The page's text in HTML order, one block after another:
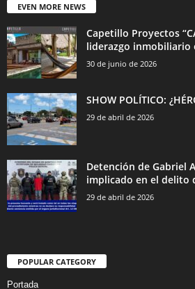
EVEN MORE NEWS
Capetillo Proyectos
liderazgo inmobiliario
30 de junio de 2026
SHOW POLÍTICO:
29 de abril de 2026
Detención de Gabriel
implicado en el delito
29 de abril de 2026
POPULAR CATEGORY
Portada